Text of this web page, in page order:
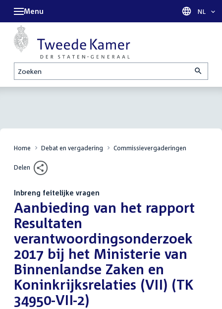
Zoeken
Menu Taal
NL
Home Debat en vergadering Commissievergaderingen
Delen
Inbreng feitelijke vragen
Aanbieding van het rapport
Resultaten
verantwoordingsonderzoek
2017 bij het Ministerie van
Binnenlandse Zaken en
Koninkrijksrelaties (VII) (TK
34950-VII-2)